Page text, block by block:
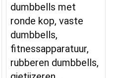
dumbbells met
ronde kop, vaste
dumbbells,
fitnessapparatuur,
rubberen dumbbells,